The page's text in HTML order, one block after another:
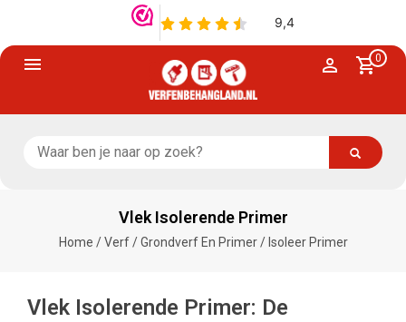
0
Vlek Isolerende Primer
Home /Verf/Grondverf En Primer/ Isoleer Primer
Vlek Isolerende Primer: De